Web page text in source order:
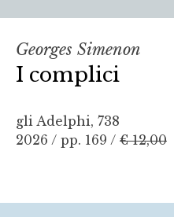
Georges Simenon
I complici
gli Adelphi, 738
2026 / pp. 169 / € 12,00